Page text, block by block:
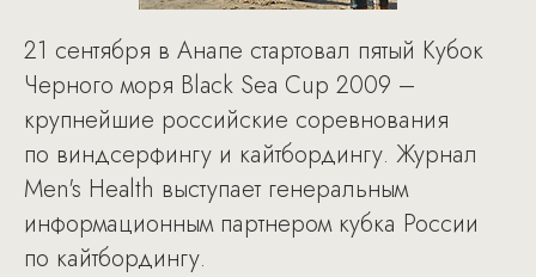
21 сентября в Анапе стартовал пятый Кубок
Черного моря Black Sea Cup 2009 –
крупнейшие российские соревнования
по виндсерфингу и кайтбордингу. Журнал
Men's Health выступает генеральным
информационным партнером кубка России
по кайтбордингу.